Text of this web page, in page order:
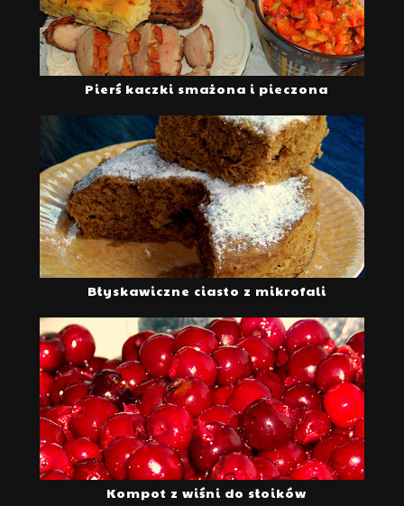
Pierś kaczki smażona i pieczona
Błyskawiczne ciasto z mikrofali
Kompot z wiśni do słoików